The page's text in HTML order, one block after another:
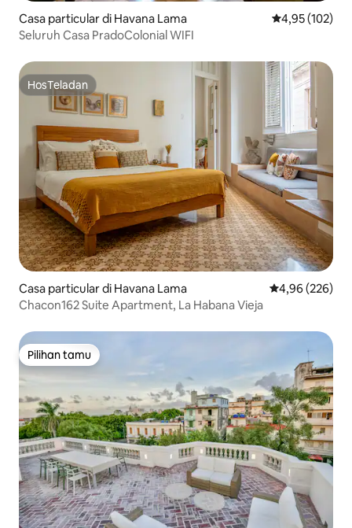
Casa particular di Havana Lama Nilai rata-rata
4,95 (102)
Seluruh Casa PradoColonial WIFI
HosTeladan
HosTeladan
Casa particular di Havana Lama Nilai rata-rata
4,96 (226)
Chacon162 Suite Apartment, La Habana Vieja
Pilihan tamu
Pilihan tamu